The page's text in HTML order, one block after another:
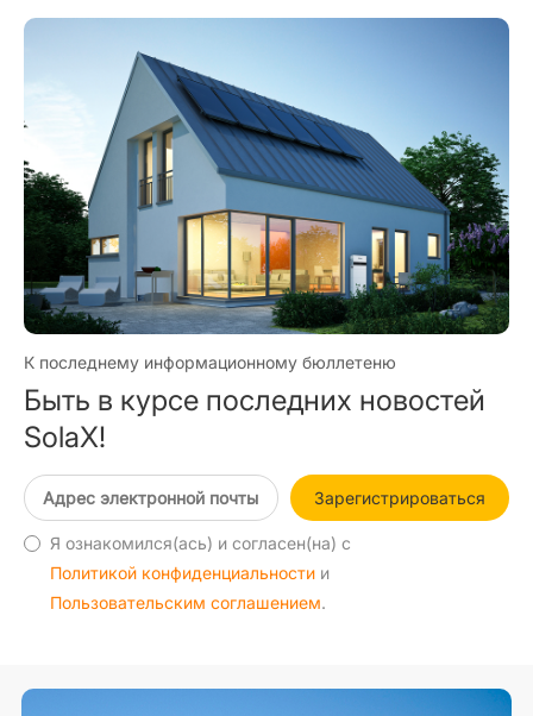
К последнему информационному бюллетеню
Быть в курсе последних новостей
SolaX!
Зарегистрироваться
Я ознакомился(ась) и согласен(на) с
Политикой конфиденциальности и
Пользовательским соглашением.